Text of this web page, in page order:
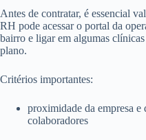
Antes de contratar, é essencial
RH pode acessar o portal da
bairro e ligar em algumas
plano.
Critérios importantes:
proximidade da empresa e
colaboradores